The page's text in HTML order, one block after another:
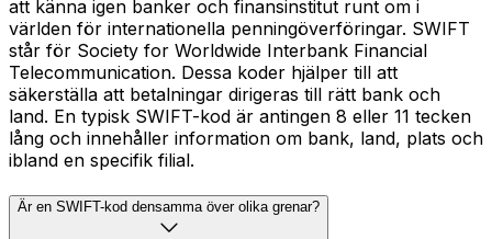
att känna igen banker och finansinstitut runt om i
världen för internationella penningöverföringar. SWIFT
står för Society for Worldwide Interbank Financial
Telecommunication. Dessa koder hjälper till att
säkerställa att betalningar dirigeras till rätt bank och
land. En typisk SWIFT-kod är antingen 8 eller 11 tecken
lång och innehåller information om bank, land, plats och
ibland en specifik filial.
Är en SWIFT-kod densamma över olika grenar?